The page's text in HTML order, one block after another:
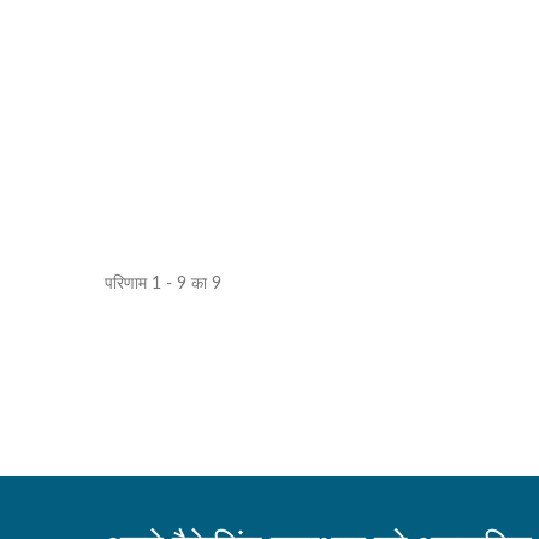
परिणाम 1 - 9 का 9